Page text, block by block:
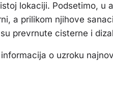
lokaciji. Podsetimo, u
a prilikom njihove
prevrnute cisterne i
o uzroku